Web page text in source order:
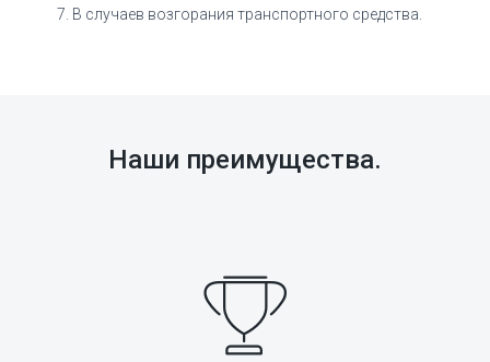
В случаев возгорания транспортного средства.
Наши преимущества.